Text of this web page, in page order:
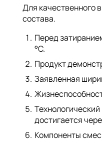
Для качественного
состава.
Перед
°C.
Продукт
Заявленная
достигается
Компоненты